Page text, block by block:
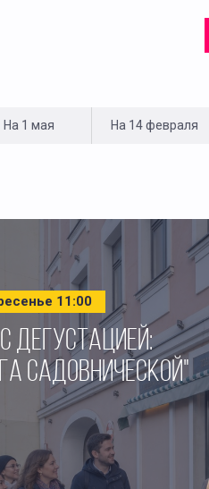
На 1 мая На 14 февраля
11:00
ДЕГУСТАЦИЕЙ:
САДОВНИЧЕСКОЙ"